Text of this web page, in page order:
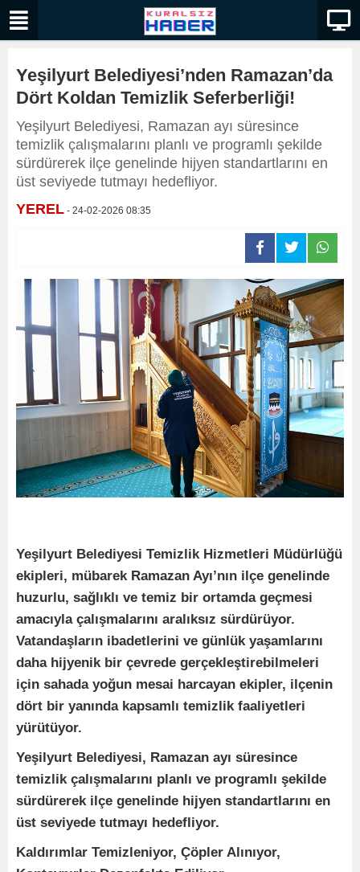
Yeşilyurt Belediyesi’nden Ramazan’da
Dört Koldan Temizlik Seferberliği!
Yeşilyurt Belediyesi, Ramazan ayı süresince
temizlik çalışmalarını planlı ve programlı şekilde
sürdürerek ilçe genelinde hijyen standartlarını en
üst seviyede tutmayı hedefliyor.
YEREL - 24-02-2026 08:35
Yeşilyurt Belediyesi Temizlik Hizmetleri Müdürlüğü
ekipleri, mübarek Ramazan Ayı’nın ilçe genelinde
huzurlu, sağlıklı ve temiz bir ortamda geçmesi
amacıyla çalışmalarını aralıksız sürdürüyor.
Vatandaşların ibadetlerini ve günlük yaşamlarını
daha hijyenik bir çevrede gerçekleştirebilmeleri
için sahada yoğun mesai harcayan ekipler, ilçenin
dört bir yanında kapsamlı temizlik faaliyetleri
yürütüyor.
Yeşilyurt Belediyesi, Ramazan ayı süresince
temizlik çalışmalarını planlı ve programlı şekilde
sürdürerek ilçe genelinde hijyen standartlarını en
üst seviyede tutmayı hedefliyor.
Kaldırımlar Temizleniyor, Çöpler Alınıyor,